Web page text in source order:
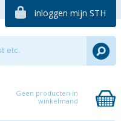
inloggen mijn STH
Geen producten in
winkelmand